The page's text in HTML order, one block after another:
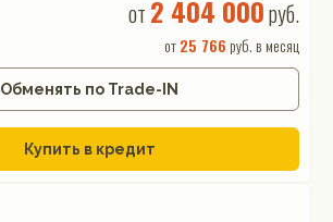
от 2 404 000руб.
от25 766 руб. в месяц
Обменять по Trade-IN
Купить в кредит